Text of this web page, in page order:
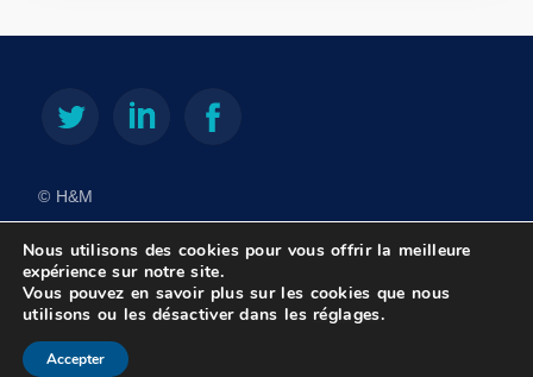
© H&M
Liège
Vie privée & droits d'auteur Cookies
Décharge de responsabilité
Nous utilisons des cookies pour vous offrir la meilleure
expérience sur notre site.
Vous pouvez en savoir plus sur les cookies que nous
utilisons ou les désactiver dans les réglages.
Accepter